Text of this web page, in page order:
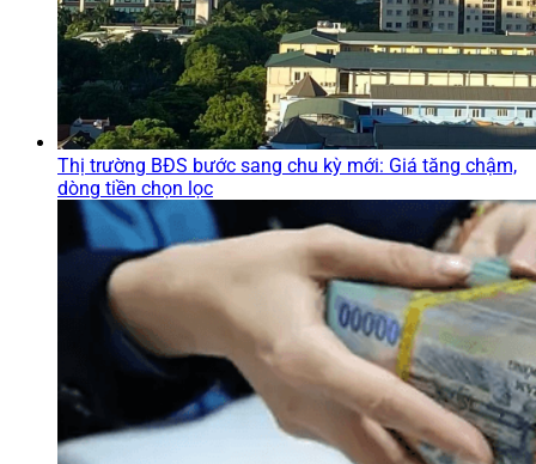
Thị trường BĐS bước sang chu kỳ mới: Giá tăng chậm,
dòng tiền chọn lọc